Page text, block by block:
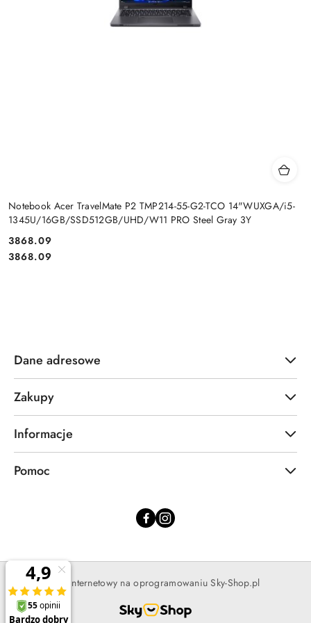
Notebook Acer TravelMate P2 TMP214-55-G2-TCO 14"WUXGA/i5-
1345U/16GB/SSD512GB/UHD/W11 PRO Steel Gray 3Y
Cena:
3868.09
Cena:
3868.09
Dane adresowe
Zakupy
Informacje
Pomoc
Sklep internetowy na oprogramowaniu Sky-Shop.pl